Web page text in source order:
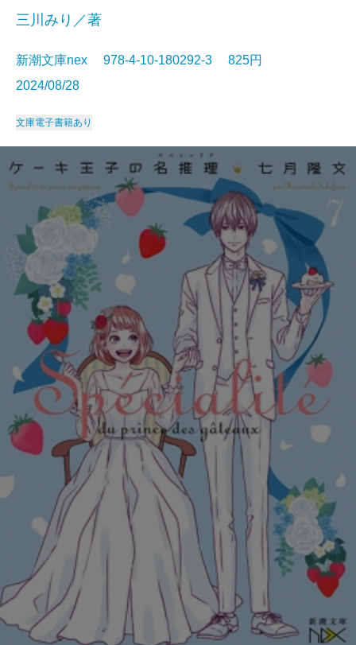
三川みり／著
新潮文庫nex 978-4-10-180292-3 825円
2024/08/28
文庫電子書籍あり